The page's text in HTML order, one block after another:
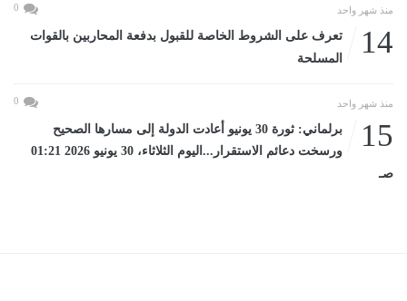
منذ شهر واحد 0
14
تعرف على الشروط الخاصة للقبول بدفعة المحاربين بالقوات
المسلحة
منذ شهر واحد 0
15
برلماني: ثورة 30 يونيو أعادت الدولة إلى مسارها الصحيح
ورسخت دعائم الاستقرار...اليوم الثلاثاء، 30 يونيو 2026 01:21
صـ